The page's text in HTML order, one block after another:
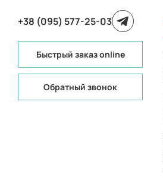
+38 (095) 577-25-03
Быстрый заказ online
Обратный звонок